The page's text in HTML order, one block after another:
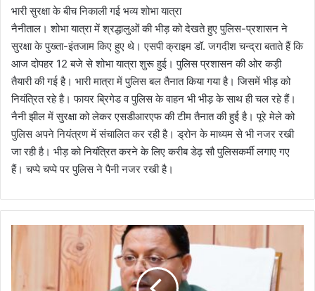
भारी सुरक्षा के बीच निकाली गई भव्य शोभा यात्रा
नैनीताल। शोभा यात्रा में श्रद्धालुओं की भीड़ को देखते हुए पुलिस-प्रशासन ने
सुरक्षा के पुख्ता-इंतजाम किए हुए थे। एसपी क्राइम डॉ. जगदीश चन्द्रा बताते हैं कि
आज दोपहर 12 बजे से शोभा यात्रा शुरू हुई। पुलिस प्रशासन की ओर कड़ी
तैयारी की गई है। भारी मात्रा में पुलिस बल तैनात किया गया है। जिसमें भीड़ को
नियंत्रित रहे है। फायर ब्रिगेड व पुलिस के वाहन भी भीड़ के साथ ही चल रहे हैं।
नैनी झील में सुरक्षा को लेकर एसडीआरएफ की टीम तैनात की हुई है। पूरे मेले को
पुलिस अपने नियंत्रण में संचालित कर रही है। ड्रोन के माध्यम से भी नजर रखी
जा रही है। भीड़ को नियंत्रित करने के लिए करीब डेढ़ सौ पुलिसकर्मी लगाए गए
हैं। चप्पे चप्पे पर पुलिस ने पैनी नजर रखी है।